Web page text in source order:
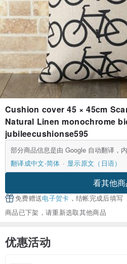
Cushion cover 45 × 45cm
Natural Linen monochrome
jubileecushionse595
部分商品信息是由 Google 自动翻译，内
翻译成中文-简体
显示原文（日语）
看其他
免费赠送电子贺卡 ，结帐完成后填写
商品已下架，请重新选取其他商品
优惠活动